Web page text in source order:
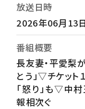
放送日時
2026年06月13
番組概要
長友妻・平愛梨
とう」▽チケッ
「怒り」も▽中
報相次ぐ